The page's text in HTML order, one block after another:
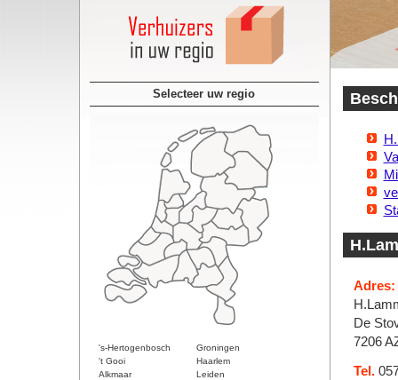
Selecteer uw regio
's-Hertogenbosch
Groningen
't Gooi
Haarlem
Alkmaar
Leiden
Adres:
De
7206
Tel.